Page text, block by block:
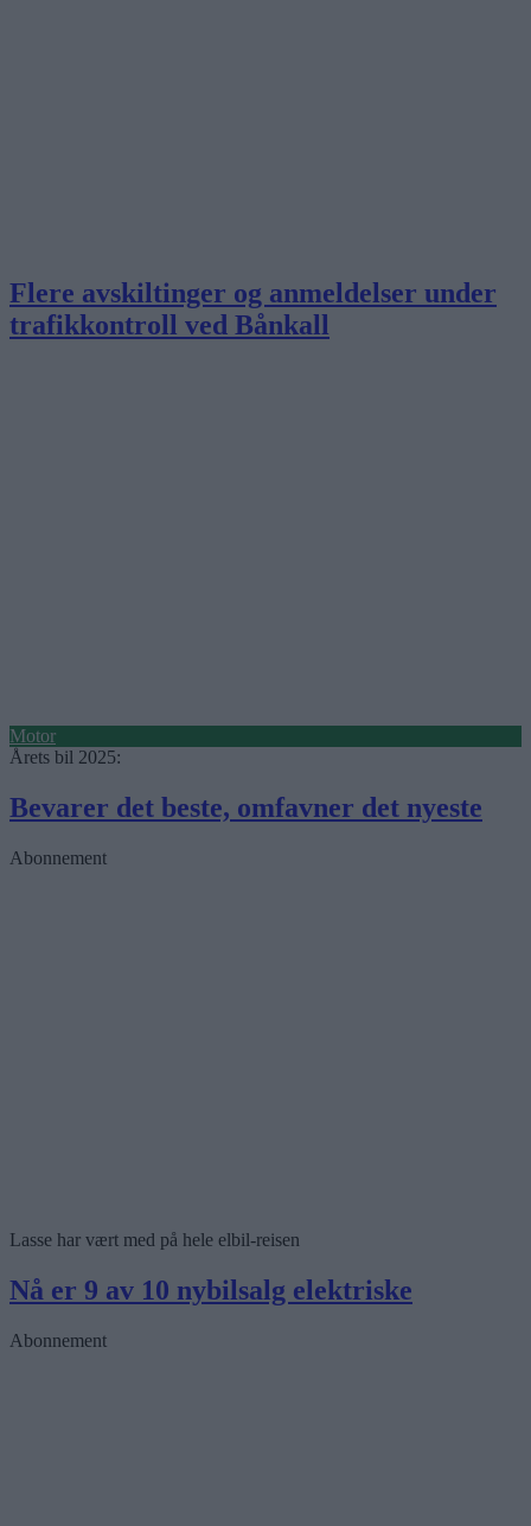
Flere avskiltinger og anmeldelser under
trafikkontroll ved Bånkall
Motor
Årets bil 2025:
Bevarer det beste, omfavner det nyeste
Abonnement
Lasse har vært med på hele elbil-reisen
Nå er 9 av 10 nybilsalg elektriske
Abonnement